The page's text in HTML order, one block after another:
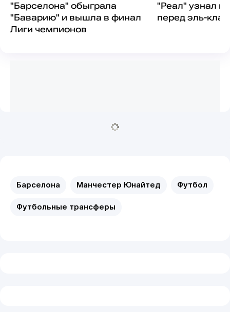
"Барселона" обыграла
"Баварию" и вышла в финал
Лиги чемпионов
"Реал" узнал
перед эль-
Барселона Манчестер Юнайтед Футбол
Футбольные трансферы